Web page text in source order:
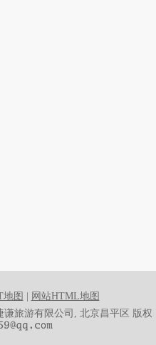
地图
网站HTML地图
谦旅游有限公司, 北京昌平区 版权